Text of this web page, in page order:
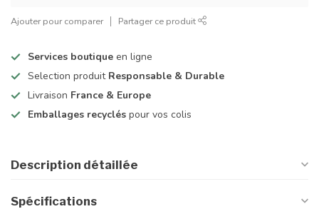
Ajouter pour comparer Partager ce produit
Services boutique en ligne
Selection produit Responsable & Durable
Livraison France & Europe
Emballages recyclés pour vos colis
Description détaillée
Spécifications